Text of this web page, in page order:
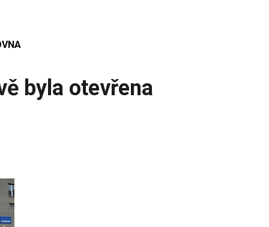
byla otevřena